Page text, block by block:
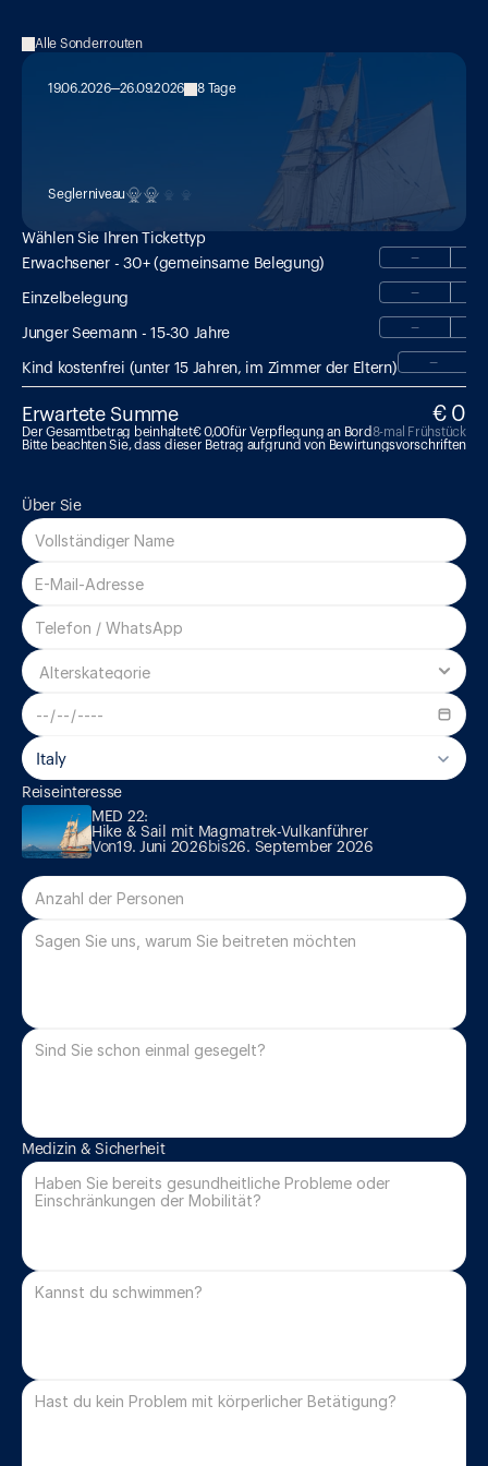
Alle Sonderrouten
19.06.2026 26.09.2026 8 Tage
Hike & Sail mit Magmatrek-
Vulkanführer
Seglerniveau
Wählen Sie Ihren Tickettyp
Erwachsener - 30+ (gemeinsame Belegung)
−
Einzelbelegung −
Junger Seemann - 15-30 Jahre −
Kind kostenfrei (unter 15 Jahren, im Zimmer der Eltern) −
Erwartete Summe € 0
Der Gesamtbetrag beinhaltet€ 0,00für Verpflegung an Bord8-mal Frühstück &
Bitte beachten Sie, dass dieser Betrag aufgrund von Bewirtungsvorschriften an
Über Sie
Italy
MED 22:
Hike & Sail mit Magmatrek-Vulkanführer
Reiseinteresse
MED 22:
Hike & Sail mit Magmatrek-Vulkanführer
Von19. Juni 2026 bis26. September 2026
Medizin & Sicherheit